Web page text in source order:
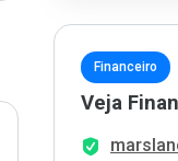
Financeiro
Veja